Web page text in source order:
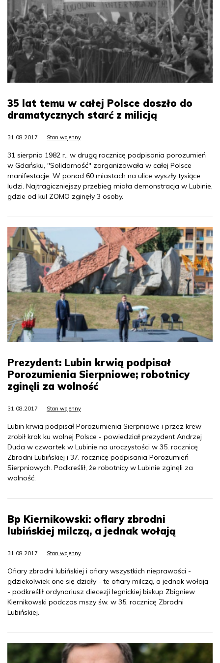
35 lat temu w całej Polsce doszło do
dramatycznych starć z milicją
31.08.2017 Stan wojenny
31 sierpnia 1982 r., w drugą rocznicę podpisania porozumień
w Gdańsku, "Solidarność" zorganizowała w całej Polsce
manifestacje. W ponad 60 miastach na ulice wyszły tysiące
ludzi. Najtragiczniejszy przebieg miała demonstracja w Lubinie,
gdzie od kul ZOMO zginęły 3 osoby.
Prezydent: Lubin krwią podpisał
Porozumienia Sierpniowe; robotnicy
zginęli za wolność
31.08.2017 Stan wojenny
Lubin krwią podpisał Porozumienia Sierpniowe i przez krew
zrobił krok ku wolnej Polsce - powiedział prezydent Andrzej
Duda w czwartek w Lubinie na uroczystości w 35. rocznicę
Zbrodni Lubińskiej i 37. rocznicę podpisania Porozumień
Sierpniowych. Podkreślił, że robotnicy w Lubinie zginęli za
wolność.
Bp Kiernikowski: ofiary zbrodni
lubińskiej milczą, a jednak wołają
31.08.2017 Stan wojenny
Ofiary zbrodni lubińskiej i ofiary wszystkich nieprawości -
gdziekolwiek one się działy - te ofiary milczą, a jednak wołają
- podkreślił ordynariusz diecezji legnickiej biskup Zbigniew
Kiernikowski podczas mszy św. w 35. rocznicę Zbrodni
Lubińskiej.